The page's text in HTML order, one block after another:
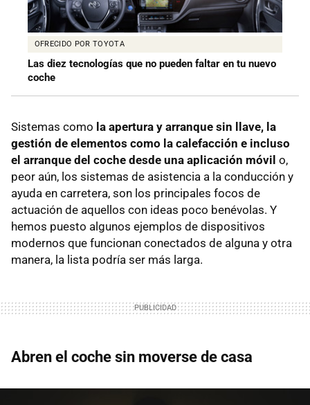
OFRECIDO POR TOYOTA
Las diez tecnologías que no pueden faltar en tu nuevo
coche
Sistemas como la apertura y arranque sin llave, la
gestión de elementos como la calefacción e incluso
el arranque del coche desde una aplicación móvil o,
peor aún, los sistemas de asistencia a la conducción y
ayuda en carretera, son los principales focos de
actuación de aquellos con ideas poco benévolas. Y
hemos puesto algunos ejemplos de dispositivos
modernos que funcionan conectados de alguna y otra
manera, la lista podría ser más larga.
Abren el coche sin moverse de casa